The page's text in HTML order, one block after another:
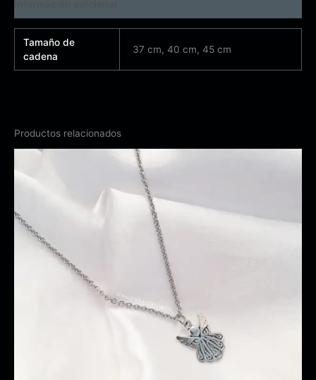
Tamaño de
cadena
37 cm, 40 cm, 45 cm
Productos relacionados